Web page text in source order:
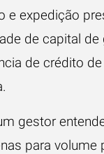
e expedição
de capital
de crédito
gestor
para